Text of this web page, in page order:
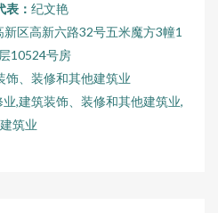
表： 纪文艳
区高新六路32号五米魔方3幢1
10524号房
饰、装修和其他建筑业
,建筑装饰、装修和其他建筑业,
建筑业